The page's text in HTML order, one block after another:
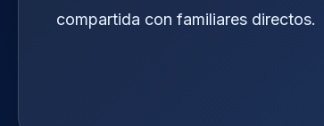
compartida con familiares directos.